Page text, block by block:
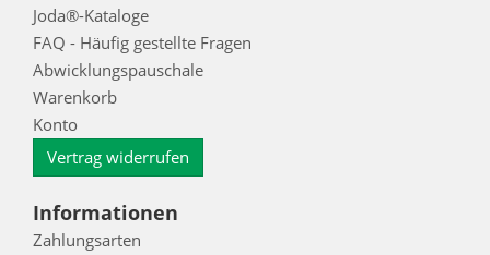
Joda®-Kataloge
FAQ - Häufig gestellte Fragen
Abwicklungspauschale
Warenkorb
Konto
Vertrag widerrufen
Informationen
Zahlungsarten